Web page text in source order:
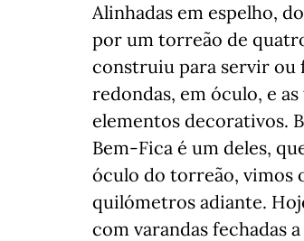
Alinhadas em espelho,
por um torreão de
construiu para servir ou
redondas, em óculo, e
elementos decorativos.
Bem-Fica é um deles,
óculo do torreão, vimos
quilómetros adiante.
com varandas fechadas